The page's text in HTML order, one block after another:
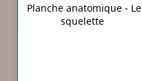
Planche anatomique - Le
squelette